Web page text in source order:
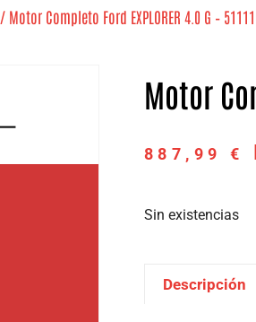
/ Motor Completo Ford EXPLORER 4.0 G –
Motor
887,99 €
Sin existencias
Descripción